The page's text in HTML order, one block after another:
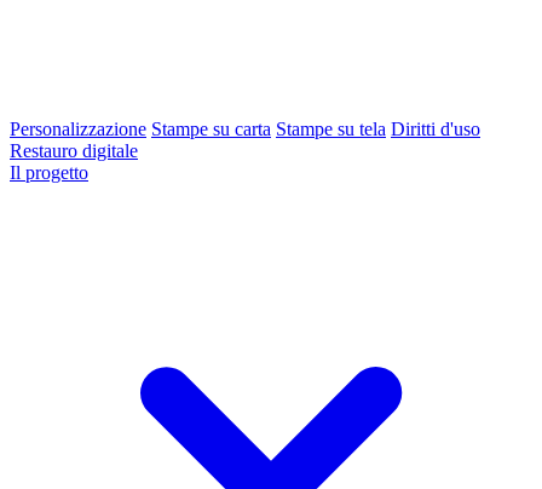
Personalizzazione Stampe su carta Stampe su tela Diritti d'uso
Restauro digitale
Il progetto